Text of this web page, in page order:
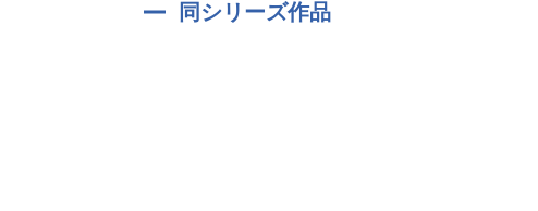
同シリーズ作品